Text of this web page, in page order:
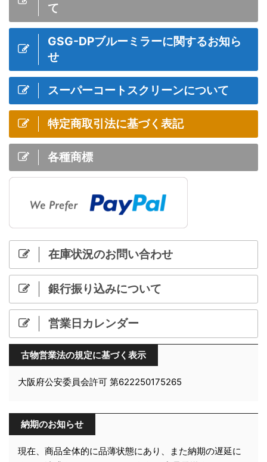
て
GSG-DPブルーミラーに関するお知ら
せ
スーパーコートスクリーンについて
特定商取引法に基づく表記
各種商標
在庫状況のお問い合わせ
銀行振り込みについて
営業日カレンダー
古物営業法の規定に基づく表示
大阪府公安委員会許可 第622250175265
納期のお知らせ
現在、商品全体的に品薄状態にあり、また納期の遅延に